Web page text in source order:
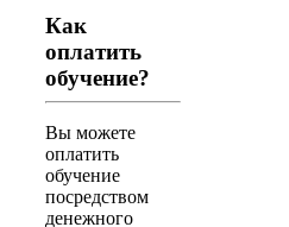
Как
оплатить
обучение?
Вы можете
оплатить
обучение
посредством
денежного